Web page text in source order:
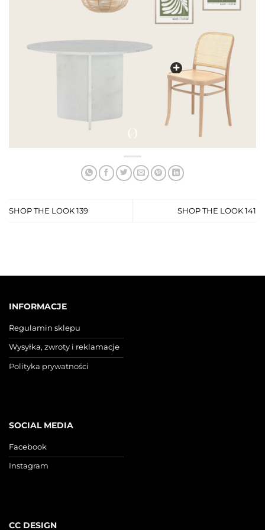
SHOP THE LOOK 139 SHOP THE LOOK 141
INFORMACJE
Regulamin sklepu
Wysyłka, zwroty i reklamacje
Polityka prywatności
SOCIAL MEDIA
Facebook
Instagram
CC DESIGN